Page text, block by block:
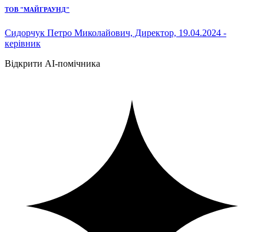
ТОВ "МАЙГРАУНД"
Сидорчук Петро Миколайович, Директор, 19.04.2024 -
керівник
Відкрити AI-помічника